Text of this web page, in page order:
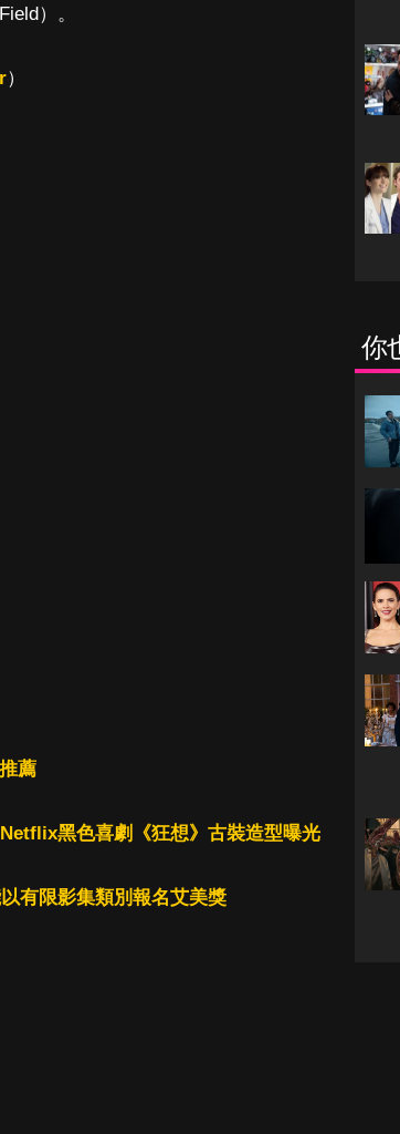
）。
）
薦
黑色喜劇《狂想》古裝造型曝光
有限影集類別報名艾美獎
你